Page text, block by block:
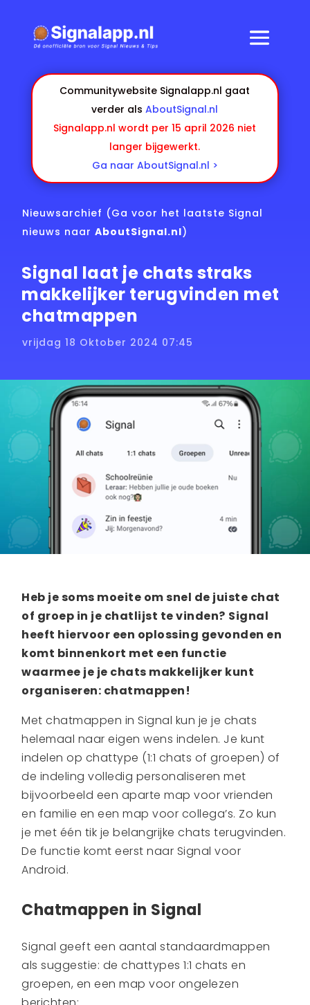
Communitywebsite Signalapp.nl gaat
verder alsAboutSignal.nl
Signalapp.nl wordt per 15 april 2026 niet
langer bijgewerkt.
Ga naar AboutSignal.nl >
Nieuwsarchief (Ga voor het laatste Signal
nieuws naarAboutSignal.nl)
Signal laat je chats straks
makkelijker terugvinden met
chatmappen
vrijdag 18 Oktober 2024 07:45
Heb je soms moeite om snel de juiste chat
of groep in je chatlijst te vinden? Signal
heeft hiervoor een oplossing gevonden en
komt binnenkort met een functie
waarmee je je chats makkelijker kunt
organiseren: chatmappen!
Met chatmappen in Signal kun je je chats
helemaal naar eigen wens indelen. Je kunt
indelen op chattype (1:1 chats of groepen) of
de indeling volledig personaliseren met
bijvoorbeeld een aparte map voor vrienden
en familie en een map voor collega’s. Zo kun
je met één tik je belangrijke chats terugvinden.
De functie komt eerst naar Signal voor
Android.
Chatmappen in Signal
Signal geeft een aantal standaardmappen
als suggestie: de chattypes 1:1 chats en
groepen, en een map voor ongelezen